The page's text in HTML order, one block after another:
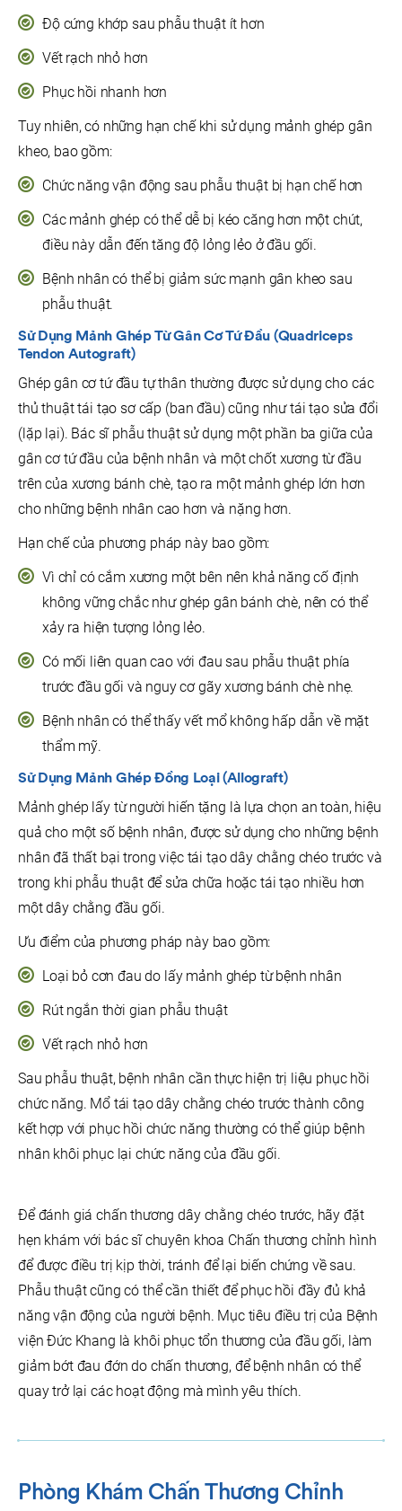
Độ cứng khớp sau phẫu thuật ít hơn
Vết rạch nhỏ hơn
Phục hồi nhanh hơn
Tuy nhiên, có những hạn chế khi sử dụng mảnh ghép gân
kheo, bao gồm:
Chức năng vận động sau phẫu thuật bị hạn chế hơn
Các mảnh ghép có thể dễ bị kéo căng hơn một chút,
điều này dẫn đến tăng độ lỏng lẻo ở đầu gối.
Bệnh nhân có thể bị giảm sức mạnh gân kheo sau
phẫu thuật.
Sử Dụng Mảnh Ghép TừGân Cơ Tứ Đầu (Quadriceps
Tendon Autograft)
Ghép gân cơ tứ đầu tự thân thường được sử dụng cho các
thủ thuật tái tạo sơ cấp (ban đầu) cũng như tái tạo sửa đổi
(lặp lại). Bác sĩ phẫu thuật sử dụng một phần ba giữa của
gân cơ tứ đầu của bệnh nhân và một chốt xương từ đầu
trên của xương bánh chè, tạo ra một mảnh ghép lớn hơn
cho những bệnh nhân cao hơn và nặng hơn.
Hạn chế của phương pháp này bao gồm:
Vì chỉ có cắm xương một bên nên khả năng cố định
không vững chắc như ghép gân bánh chè, nên có thể
xảy ra hiện tượng lỏng lẻo.
Có mối liên quan cao với đau sau phẫu thuật phía
trước đầu gối và nguy cơ gãy xương bánh chè nhẹ.
Bệnh nhân có thể thấy vết mổ không hấp dẫn về mặt
thẩm mỹ.
Sử Dụng Mảnh Ghép Đồng Loại(Allograft)
Mảnh ghép lấy từ người hiến tặng là lựa chọn an toàn, hiệu
quả cho một số bệnh nhân, được sử dụng cho những bệnh
nhân đã thất bại trong việc tái tạo dây chằng chéo trước và
trong khi phẫu thuật để sửa chữa hoặc tái tạo nhiều hơn
một dây chằng đầu gối.
Ưu điểm của phương pháp này bao gồm:
Loại bỏ cơn đau do lấy mảnh ghép từ bệnh nhân
Rút ngắn thời gian phẫu thuật
Vết rạch nhỏ hơn
Sau phẫu thuật, bệnh nhân cần thực hiện trị liệu phục hồi
chức năng. Mổ tái tạo dây chằng chéo trước thành công
kết hợp với phục hồi chức năng thường có thể giúp bệnh
nhân khôi phục lại chức năng của đầu gối.
Để đánh giá chấn thương dây chằng chéo trước, hãy đặt
hẹn khám với bác sĩ chuyên khoa Chấn thương chỉnh hình
để được điều trị kịp thời, tránh để lại biến chứng về sau.
Phẫu thuật cũng có thể cần thiết để phục hồi đầy đủ khả
năng vận động của người bệnh. Mục tiêu điều trị của Bệnh
viện Đức Khang là khôi phục tổn thương của đầu gối, làm
giảm bớt đau đớn do chấn thương, để bệnh nhân có thể
quay trở lại các hoạt động mà mình yêu thích.
Phòng Khám Chấn Thương Chỉnh